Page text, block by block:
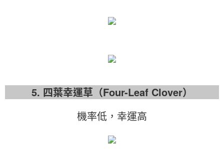
5. 四葉幸運草（Four-Leaf Clover）
機率低，幸運高